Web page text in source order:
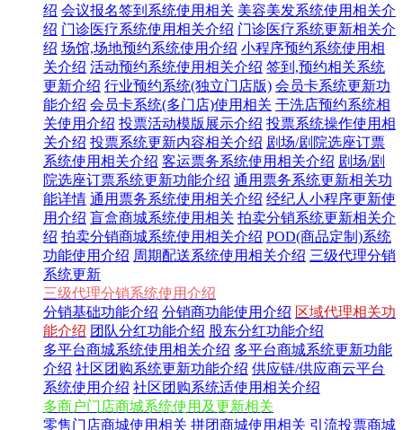
绍 会议报名签到系统使用相关 美容美发系统使用相关介
绍 门诊医疗系统使用相关介绍 门诊医疗系统更新相关介
绍 场馆,场地预约系统使用介绍 小程序预约系统使用相
关介绍 活动预约系统使用相关介绍 签到,预约相关系统
更新介绍 行业预约系统(独立门店版) 会员卡系统更新功
能介绍 会员卡系统(多门店)使用相关 干洗店预约系统相
关使用介绍 投票活动模版展示介绍 投票系统操作使用相
关介绍 投票系统更新内容相关介绍 剧场/剧院选座订票
系统使用相关介绍 客运票务系统使用相关介绍 剧场/剧
院选座订票系统更新功能介绍 通用票务系统更新相关功
能详情 通用票务系统使用相关介绍 经纪人小程序更新使
用介绍 盲盒商城系统使用相关 拍卖分销系统更新相关介
绍 拍卖分销商城系统使用相关介绍 POD(商品定制)系统
功能使用介绍 周期配送系统使用相关介绍 三级代理分销
系统更新
三级代理分销系统使用介绍
分销基础功能介绍 分销商功能使用介绍 区域代理相关功
能介绍 团队分红功能介绍 股东分红功能介绍
多平台商城系统使用相关介绍 多平台商城系统更新功能
介绍 社区团购系统更新功能介绍 供应链/供应商云平台
系统使用介绍 社区团购系统适使用相关介绍
多商户门店商城系统使用及更新相关
零售门店商城使用相关 拼团商城使用相关 引流投票商城